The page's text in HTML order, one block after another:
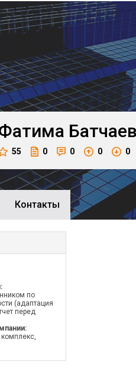
55 0 0 0 0
Контакты
по
(адаптация
перед